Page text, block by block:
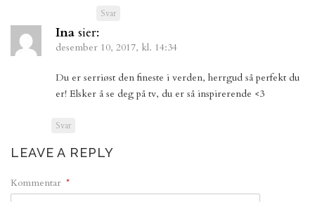
Svar
Ina sier:
desember 10, 2017, kl. 14:34
Du er serriøst den fineste i verden, herrgud så perfekt du
er! Elsker å se deg på tv, du er så inspirerende <3
Svar
LEAVE A REPLY
Kommentar *